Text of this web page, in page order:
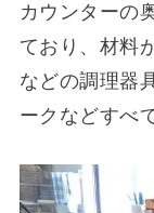
カウンターの
ており、材料
などの調理器
ークなどすべ